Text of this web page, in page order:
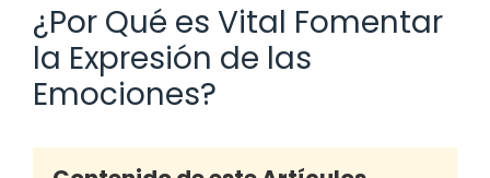
¿Por Qué es Vital Fomentar
la Expresión de las
Emociones?